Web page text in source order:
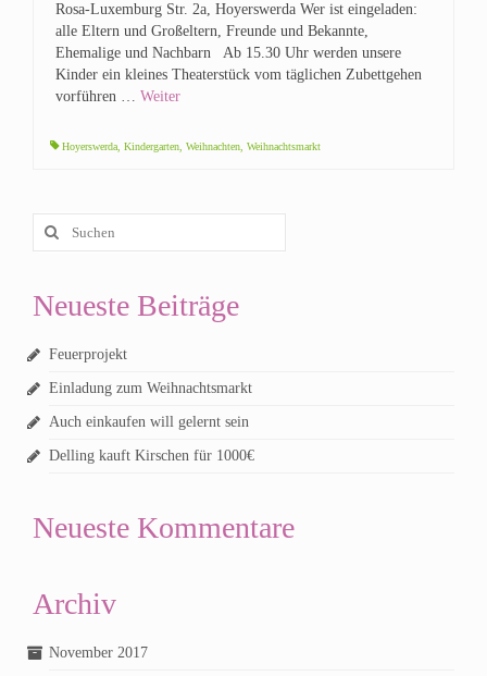
Rosa-Luxemburg Str. 2a, Hoyerswerda Wer ist eingeladen:
alle Eltern und Großeltern, Freunde und Bekannte,
Ehemalige und Nachbarn Ab 15.30 Uhr werden unsere
Kinder ein kleines Theaterstück vom täglichen Zubettgehen
vorführen … Weiter
Hoyerswerda, Kindergarten, Weihnachten, Weihnachtsmarkt
Suchen
nach:
Neueste Beiträge
Feuerprojekt
Einladung zum Weihnachtsmarkt
Auch einkaufen will gelernt sein
Delling kauft Kirschen für 1000€
Neueste Kommentare
Archiv
November 2017